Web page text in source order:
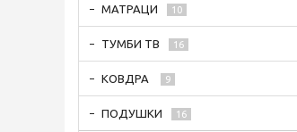
МАТРАЦИ 10
ТУМБИ ТВ 16
КОВДРА 9
ПОДУШКИ 16